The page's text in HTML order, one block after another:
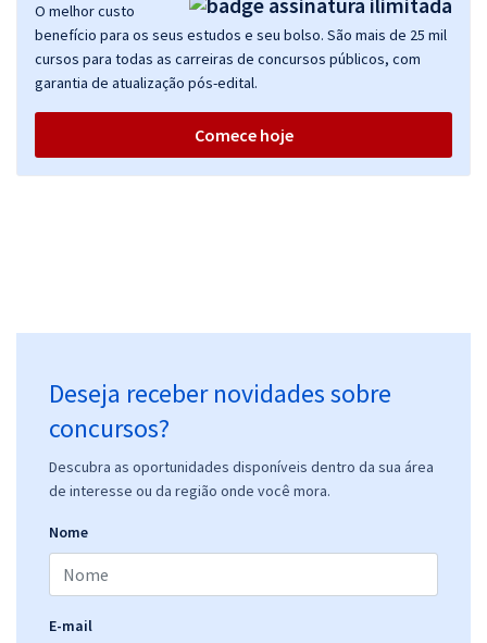
O melhor custo
benefício para os seus estudos e seu bolso. São mais de 25 mil
cursos para todas as carreiras de concursos públicos, com
garantia de atualização pós-edital.
Comece hoje
Deseja receber novidades sobre
concursos?
Descubra as oportunidades disponíveis dentro da sua área
de interesse ou da região onde você mora.
Nome
E-mail